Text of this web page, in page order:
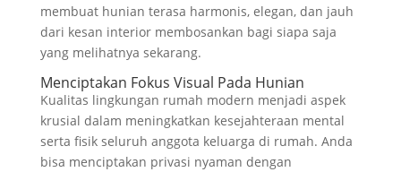
membuat hunian terasa harmonis, elegan, dan jauh
dari kesan interior membosankan bagi siapa saja
yang melihatnya sekarang.
Menciptakan Fokus Visual Pada Hunian
Kualitas lingkungan rumah modern menjadi aspek
krusial dalam meningkatkan kesejahteraan mental
serta fisik seluruh anggota keluarga di rumah. Anda
bisa menciptakan privasi nyaman dengan